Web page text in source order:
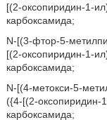
[(2-оксопиридин-1-
карбоксамида;
N-[(3-фтор-5-
[(2-оксопиридин-1-
карбоксамида;
N-[(4-метокси-5-
({4-[(2-
карбоксамида;